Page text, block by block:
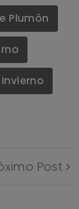
Plumón
Post